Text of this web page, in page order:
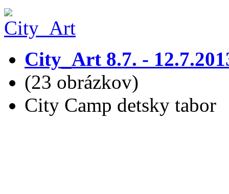
City_Art 8.7. -
(23 obrázkov)
City Camp detsky tabor